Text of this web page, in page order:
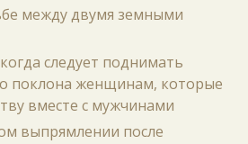
между двумя земными
следует поднимать
поклона женщинам, которые
вместе с мужчинами
выпрямлении после